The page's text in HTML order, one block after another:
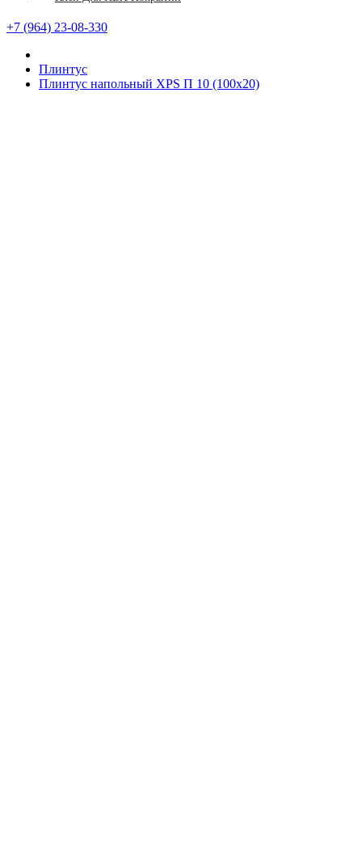
+7 (964) 23-08-330
Плинтус
Плинтус напольный XPS П 10 (100х20)